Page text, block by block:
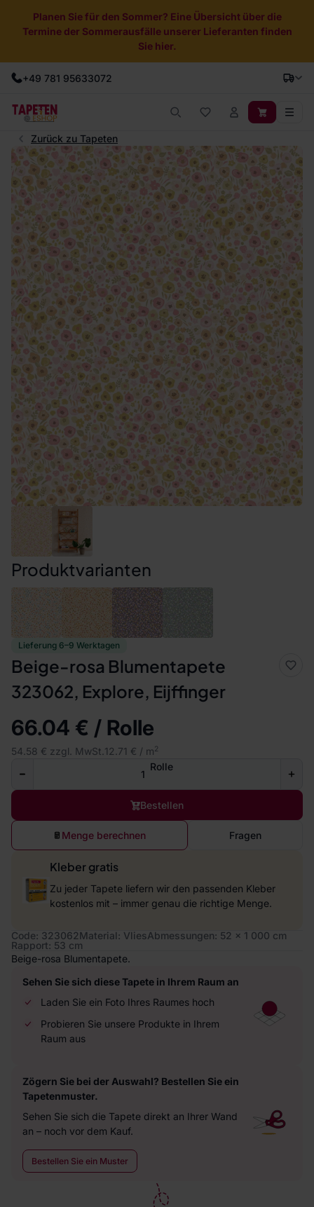
Planen Sie für den Sommer? Eine Übersicht über die
Termine der Sommerausfälle unserer Lieferanten finden
Sie hier.
+49 781 95633072
Zurück zu Tapeten
Lieferung 6–9 Werktagen
Beige-rosa Blumentapete
323062, Explore, Eijffinger
66.04 € / Rolle
54.58 € zzgl. MwSt. 12.71 € / m2
Rolle
Bestellen
Menge berechnen Fragen
Kleber gratis
Zu jeder Tapete liefern wir den passenden Kleber
kostenlos mit – immer genau die richtige Menge.
Code: 323062Material: VliesAbmessungen: 52 x 1 000 cm
Rapport: 53 cm
Beige-rosa Blumentapete.
Sehen Sie sich diese Tapete in Ihrem Raum an
Laden Sie ein Foto Ihres Raumes hoch
Probieren Sie unsere Produkte in Ihrem
Raum aus
Zögern Sie bei der Auswahl? Bestellen Sie ein
Tapetenmuster.
Sehen Sie sich die Tapete direkt an Ihrer Wand
an – noch vor dem Kauf.
Bestellen Sie ein Muster
Produktvarianten